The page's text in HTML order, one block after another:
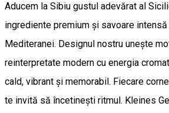
Aducem la Sibiu gustul adevărat al
ingrediente premium și savoare intensă
Mediteranei. Designul nostru unește
reinterpretate modern cu energia
cald, vibrant și memorabil. Fiecare
te invită să încetinești ritmul. Kleines